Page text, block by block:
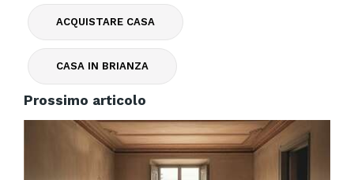
ACQUISTARE CASA
CASA IN BRIANZA
Prossimo articolo